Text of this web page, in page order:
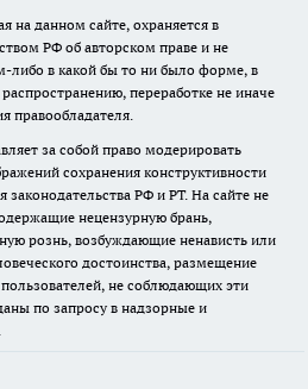
на данном сайте, охраняется в
РФ об авторском праве и не
либо в какой бы то ни было форме, в
переработке не иначе
правообладателя.
за собой право модерировать
сохранения конструктивности
РФ и РТ. На сайте не
нецензурную брань,
рознь, возбуждающие ненависть или
достоинства, размещение
не соблюдающих эти
по запросу в надзорные и